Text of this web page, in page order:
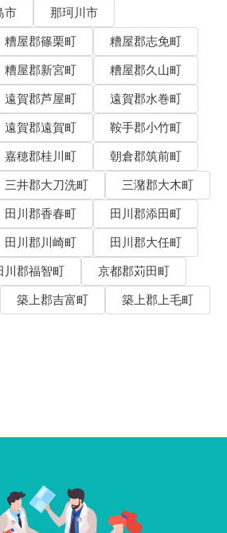
市
那珂川市
糟屋郡篠栗町
糟屋郡志免町
糟屋郡新宮町
糟屋郡久山町
遠賀郡芦屋町
遠賀郡水巻町
遠賀郡遠賀町
鞍手郡小竹町
嘉穂郡桂川町
朝倉郡筑前町
三井郡大刀洗町
三潴郡大木町
田川郡香春町
田川郡添田町
田川郡川崎町
田川郡大任町
川郡福智町
京都郡苅田町
築上郡吉富町
築上郡上毛町